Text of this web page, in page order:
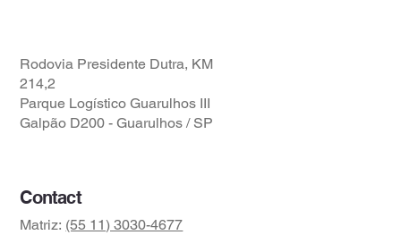
Rodovia Presidente Dutra, KM
214,2
Parque Logístico Guarulhos III
Galpão D200 - Guarulhos / SP
Contact
Matriz: (55 11) 3030-4677